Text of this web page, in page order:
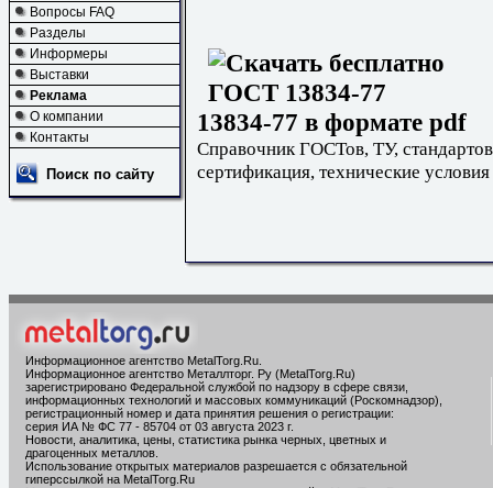
Вопросы FAQ
Разделы
Информеры
Выставки
Реклама
О компании
Контакты
Поиск по сайту
13834-77 в формате pdf
Справочник ГОСТов, ТУ,
сертификация, технические условия
Информационное агентство MetalTorg.Ru
Информационное агентство Металлторг. Ру (MetalTorg.Ru)
зарегистрировано Федеральной службой по надзору в сфере связи,
информационных технологий и массовых коммуникаций (Роскомнадзор),
регистрационный номер и дата принятия решения о регистрации:
серия ИА № ФС 77 - 85704 от 03 августа 2023 г.
Новости, аналитика, цены, статистика рынка черных, цветных и
драгоценных металлов.
Использование открытых материалов разрешается с обязательной
гиперссылкой на MetalTorg.Ru